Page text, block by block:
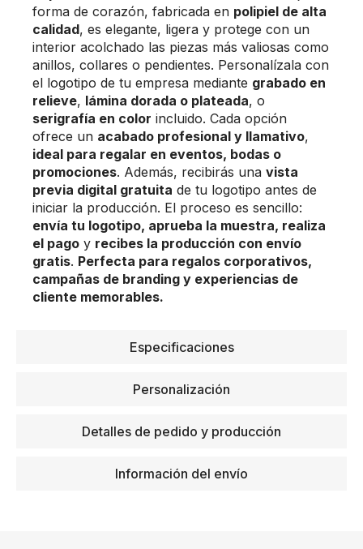
Especificaciones
Personalización
Detalles de pedido y producción
Información del envío
forma de corazón, fabricada en polipiel de alta
calidad, es elegante, ligera y protege con un
interior acolchado las piezas más valiosas como
anillos, collares o pendientes. Personalízala con
el logotipo de tu empresa mediante grabado en
relieve, lámina dorada o plateada, o
serigrafía en color incluido. Cada opción
ofrece un acabado profesional y llamativo,
ideal para regalar en eventos, bodas o
promociones. Además, recibirás una vista
previa digital gratuita de tu logotipo antes de
iniciar la producción. El proceso es sencillo:
envía tu logotipo, aprueba la muestra, realiza
el pago y recibes la producción con envío
gratis. Perfecta para regalos corporativos,
campañas de branding y experiencias de
cliente memorables.